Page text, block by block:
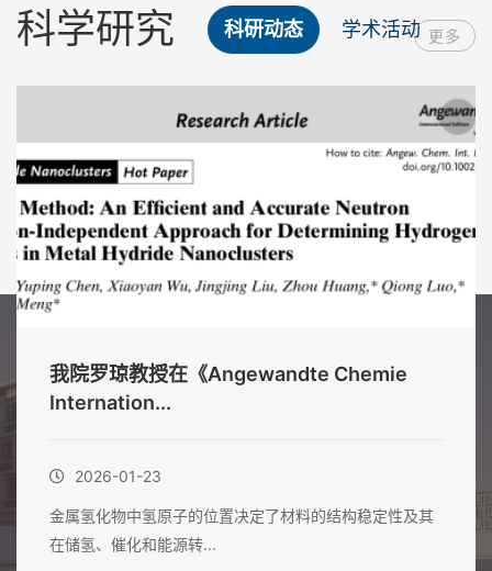
科学研究 科研动态 学术活动 更多
我院罗琼教授在《Angewandte Chemie
Internation...
2026-01-23
金属氢化物中氢原子的位置决定了材料的结构稳定性及其
在储氢、催化和能源转...